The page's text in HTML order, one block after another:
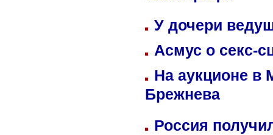
У дочери
Асмус о секс-
На аукционе в
Брежнева
Россия